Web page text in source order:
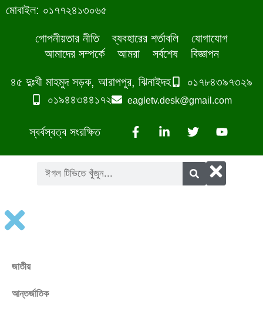
মোবাইল: ০১৭৭২৪১৩০৬৫
গোপনীয়তার নীতি ব্যবহারের শর্তাবলি
যোগাযোগ
আমাদের সম্পর্কে
আমরা সর্বশেষ বিজ্ঞাপন
৪৫ দুঃখী মাহমুদ সড়ক, আরাপপুর, ঝিনাইদহ
০১৭৮৪৩৯৭৩২৯
০১৯৪৪৩৪৪১৭২
eagletv.desk@gmail.com
স্বর্বস্বত্ব সংরক্ষিত
জাতীয়
আন্তর্জাতিক